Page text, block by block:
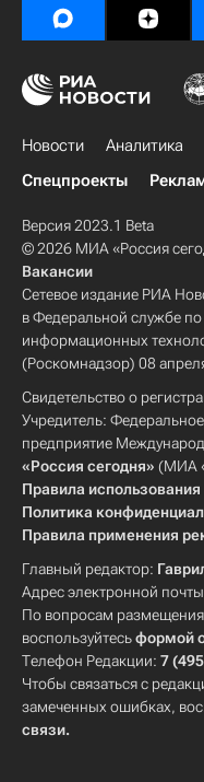
Новости Аналитика
Спецпроекты
Версия 2023.1 Beta
© 2026 МИА «Россия
Вакансии
Сетевое издание РИА
в Федеральной службе
информационных
(Роскомнадзор) 08
Свидетельство о
Учредитель:
предприятие
«Россия сегодня» (МИА
Правила
Политика
Правила применения
Главный редактор:
Адрес электронной
По вопросам
воспользуйтесьформой
Телефон Редакции: 7
Чтобы связаться с
замеченных ошибках,
связи.